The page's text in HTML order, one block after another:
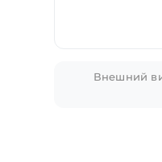
Внешний